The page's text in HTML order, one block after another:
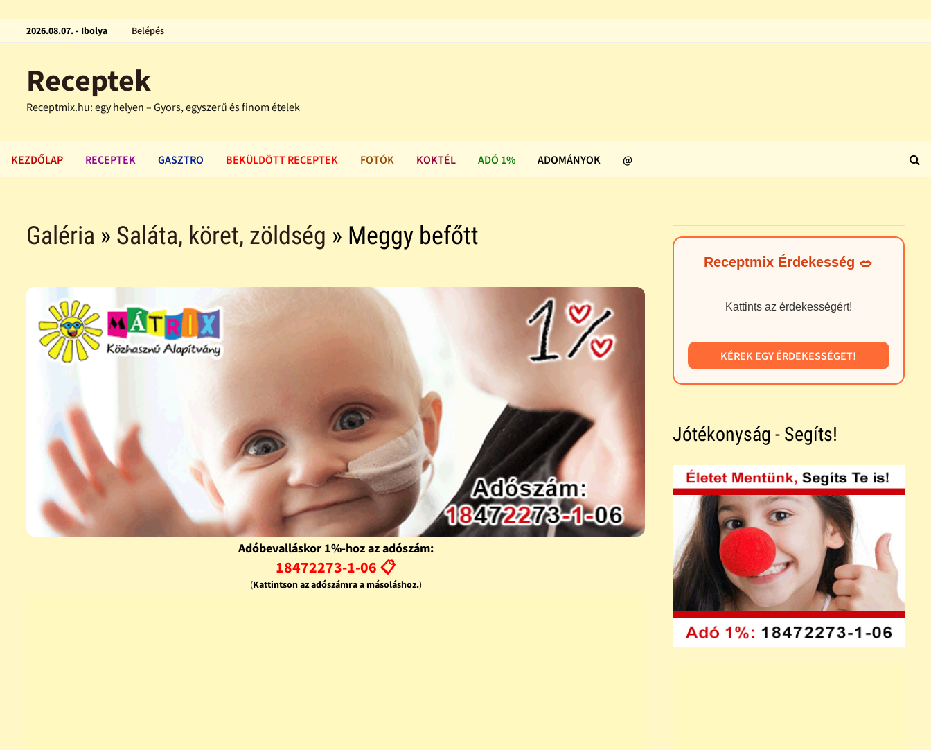
2026.08.07. - Ibolya Belépés
Receptek
Receptmix.hu: egy helyen – Gyors, egyszerű és finom ételek
KEZDŐLAP RECEPTEK GASZTRO BEKÜLDÖTT RECEPTEK FOTÓK KOKTÉL ADÓ 1% ADOMÁNYOK @
Galéria » Saláta, köret, zöldség » Meggy befőtt
Adóbevalláskor 1%-hoz az adószám:
18472273-1-06 📋
(Kattintson az adószámra a másoláshoz.)
Receptmix Érdekesség 🥗
Kattints az érdekességért!
KÉREK EGY ÉRDEKESSÉGET!
Jótékonyság - Segíts!